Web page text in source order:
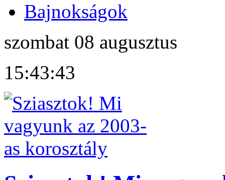
Bajnokságok
szombat 08 augusztus
15:43:43